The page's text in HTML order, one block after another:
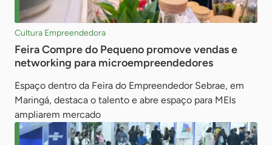
Cultura Empreendedora
Feira Compre do Pequeno promove vendas e
networking para microempreendedores
Espaço dentro da Feira do Empreendedor Sebrae, em
Maringá, destaca o talento e abre espaço para MEIs
ampliarem mercado